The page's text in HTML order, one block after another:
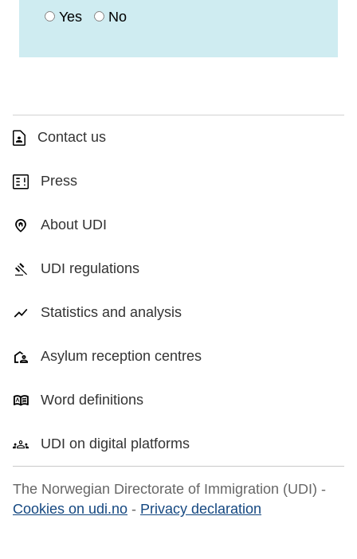
Yes No
Contact us
Press
About UDI
UDI regulations
Statistics and analysis
Asylum reception centres
Word definitions
UDI on digital platforms
The Norwegian Directorate of Immigration (UDI) -
Cookies on udi.no - Privacy declaration